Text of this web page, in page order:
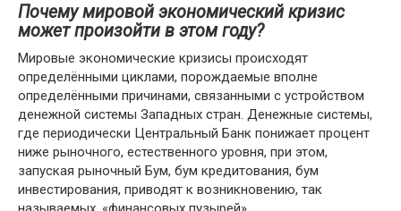
Почему мировой экономический кризис
может произойти в этом году?
Мировые экономические кризисы происходят
определёнными циклами, порождаемые вполне
определёнными причинами, связанными с устройством
денежной системы Западных стран. Денежные системы,
где периодически Центральный Банк понижает процент
ниже рыночного, естественного уровня, при этом,
запуская рыночный Бум, бум кредитования, бум
инвестирования, приводят к возникновению, так